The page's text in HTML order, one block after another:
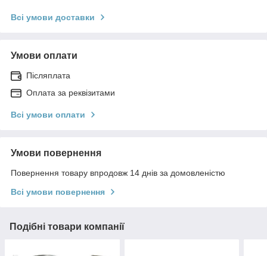
Всі умови доставки
Умови оплати
Післяплата
Оплата за реквізитами
Всі умови оплати
Умови повернення
Повернення товару впродовж 14 днів за домовленістю
Всі умови повернення
Подібні товари компанії